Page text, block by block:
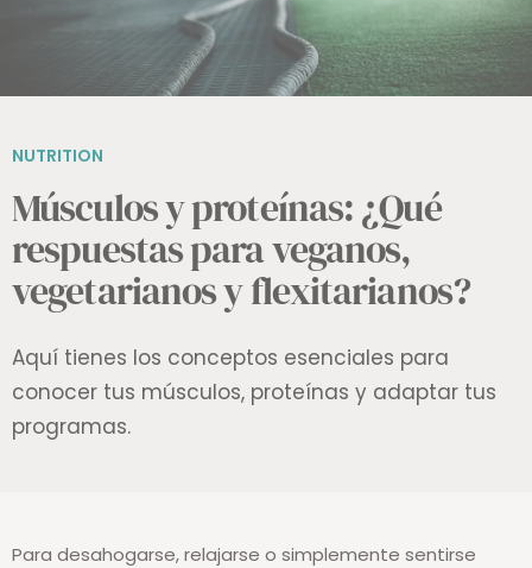
NUTRITION
Músculos y proteínas: ¿Qué
respuestas para veganos,
vegetarianos y flexitarianos?
Aquí tienes los conceptos esenciales para
conocer tus músculos, proteínas y adaptar tus
programas.
Para desahogarse, relajarse o simplemente sentirse